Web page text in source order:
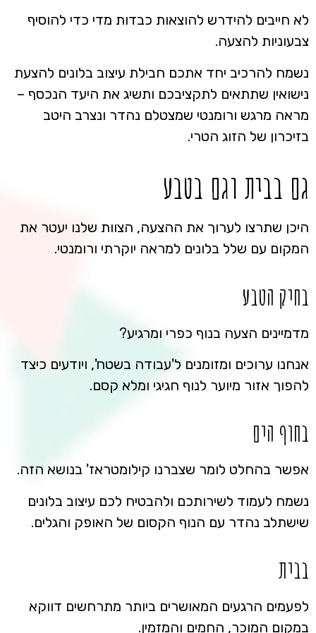
לא חייבים להידרש להוצאות כבדות מדי כדי להוסיף
צבעוניות להצעה.
נשמח להרכיב יחד אתכם חבילת עיצוב בלונים להצעת
נישואין שתתאים לתקציבכם ותשיג את היעד הנכסף –
מראה מרגש ורומנטי שמצטלם נהדר ונצרב היטב
בזיכרון של הזוג הטרי.
גם בבית וגם בטבע
היכן שתרצו לערוך את ההצעה, הצוות שלנו יעטר את
המקום עם שלל בלונים למראה יוקרתי ורומנטי.
בחיק הטבע
מדמיינים הצעה בנוף כפרי ומרגיע?
אנחנו ערוכים ומזומנים ל'עבודה בשטח', ויודעים כיצד
להפוך אזור מיוער לנוף חגיגי ומלא קסם.
בחוף הים
אפשר בהחלט לומר שצברנו קילומטראז' בנושא הזה.
נשמח לעמוד לשירותכם ולהבטיח לכם עיצוב בלונים
שישתלב נהדר עם הנוף הקסום של האופק והגלים.
בבית
לפעמים הרגעים המאושרים ביותר מתרחשים דווקא
במקום המוכר, החמים והמזמין.